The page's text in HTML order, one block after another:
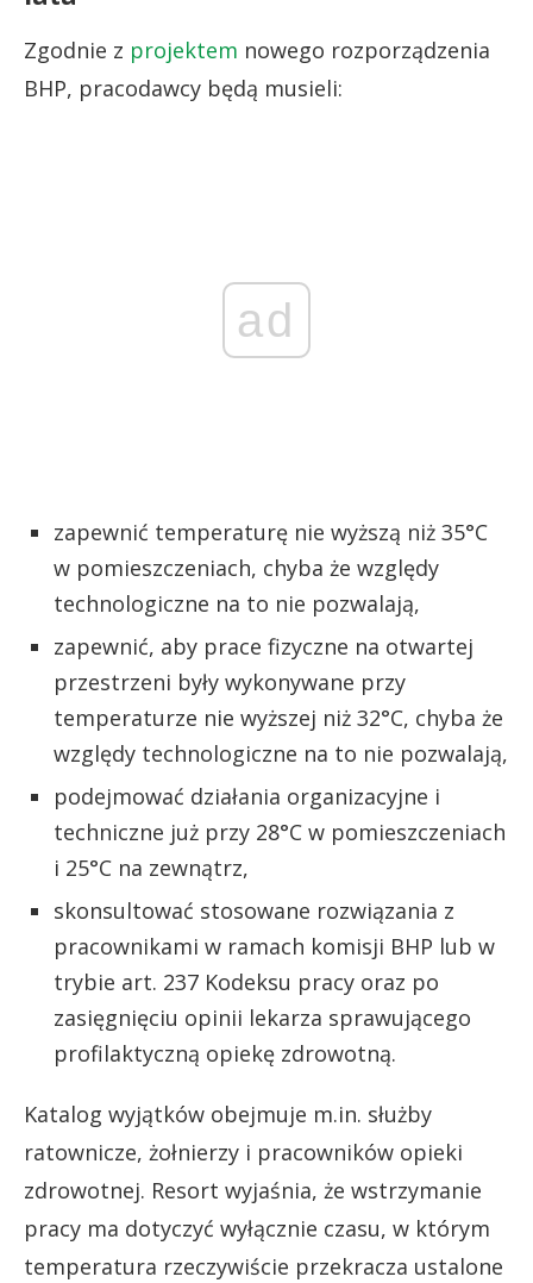
Zgodnie z projektem nowego rozporządzenia
BHP, pracodawcy będą musieli:
ad
zapewnić temperaturę nie wyższą niż 35°C
w pomieszczeniach, chyba że względy
technologiczne na to nie pozwalają,
zapewnić, aby prace fizyczne na otwartej
przestrzeni były wykonywane przy
temperaturze nie wyższej niż 32°C, chyba że
względy technologiczne na to nie pozwalają,
podejmować działania organizacyjne i
techniczne już przy 28°C w pomieszczeniach
i 25°C na zewnątrz,
skonsultować stosowane rozwiązania z
pracownikami w ramach komisji BHP lub w
trybie art. 237 Kodeksu pracy oraz po
zasięgnięciu opinii lekarza sprawującego
profilaktyczną opiekę zdrowotną.
Katalog wyjątków obejmuje m.in. służby
ratownicze, żołnierzy i pracowników opieki
zdrowotnej. Resort wyjaśnia, że wstrzymanie
pracy ma dotyczyć wyłącznie czasu, w którym
temperatura rzeczywiście przekracza ustalone